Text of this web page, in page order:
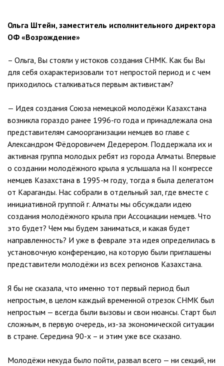
Ольга Штейн, заместитель исполнительного директора
ОФ «Возрождение»
– Ольга, Вы стояли у истоков создания СНМК. Как бы Вы
для себя охарактеризовали тот непростой период и с чем
приходилось сталкиваться первым активистам?
— Идея создания Союза немецкой молодёжи Казахстана
возникла гораздо ранее 1996-го года и принадлежала она
представителям самоорганизации немцев во главе с
Александром Фёдоровичем Дедерером. Поддержала их и
активная группа молодых ребят из города Алматы. Впервые
о создании молодёжного крыла я услышала на II конгрессе
немцев Казахстана в 1995-м году, тогда я была делегатом
от Караганды. Нас собрали в отдельный зал, где вместе с
инициативной группой г. Алматы мы обсуждали идею
создания молодёжного крыла при Ассоциации немцев. Что
это будет? Чем мы будем заниматься, и какая будет
направленность? И уже в феврале эта идея определилась в
установочную конференцию, на которую были приглашены
представители молодёжи из всех регионов Казахстана.
Я бы не сказала, что именно тот первый период был
непростым, в целом каждый временной отрезок СНМК был
непростым — всегда были вызовы и свои нюансы. Старт был
сложным, в первую очередь, из-за экономической ситуации
в стране. Середина 90-х – и этим уже все сказано.
Молодёжи некуда было пойти, развал всего — ни секций, ни